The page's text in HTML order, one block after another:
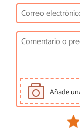
Añade